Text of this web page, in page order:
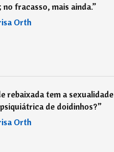
fracasso, mais ainda.”
Orth
rebaixada tem a sexualidade
de doidinhos?”
Orth